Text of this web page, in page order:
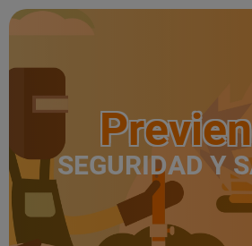
SEGURIDAD Y